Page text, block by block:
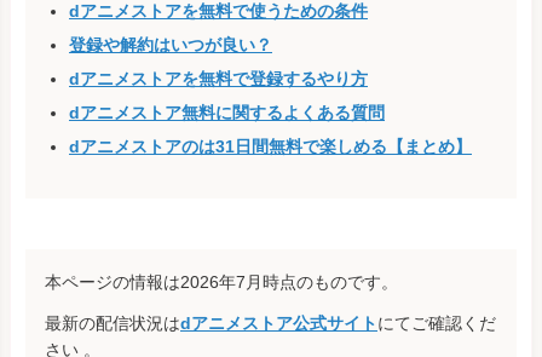
dアニメストアを無料で使うための条件
登録や解約はいつが良い？
dアニメストアを無料で登録するやり方
dアニメストア無料に関するよくある質問
dアニメストアのは31日間無料で楽しめる【まとめ】
本ページの情報は2026年7月時点のものです。
最新の配信状況はdアニメストア公式サイトにてご確認くだ
さい 。